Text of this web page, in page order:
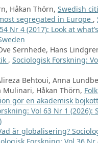
Håkan Thörn, Swedish
segregated in Europe ,
Nr 4 (2017): Look at what’s
Sernhede, Hans
, Sociologisk Forskning:
Behtoui, Anna
Mulinari, Håkan Thörn,
gör en akademisk
Vol 63 Nr 1 (2026):
är globalisering?